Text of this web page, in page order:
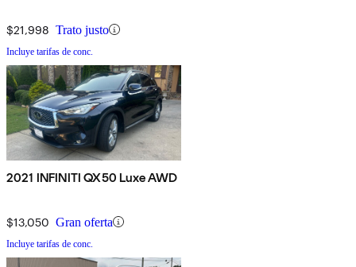
$21,998 Trato justo
Incluye tarifas de conc.
2021 INFINITI QX50 Luxe AWD
$13,050 Gran oferta
Incluye tarifas de conc.